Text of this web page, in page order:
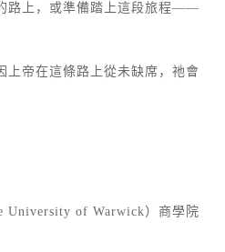
路上，或準備踏上這段旅程——
上帝在這條路上從未缺席，祂會
University of Warwick）商學院